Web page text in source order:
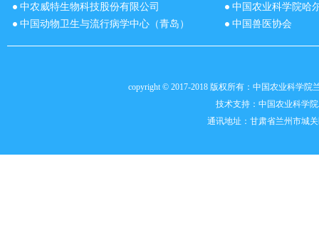
中农威特生物科技股份有限公司
中国农业科学院哈
中国动物卫生与流行病学中心（青岛）
中国兽医协会
copyright © 2017-2018 版权所有：中国农业科学
技术支持： 中国农业科学
通讯地址：甘肃省兰州市城